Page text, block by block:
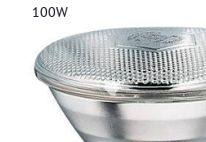
100W